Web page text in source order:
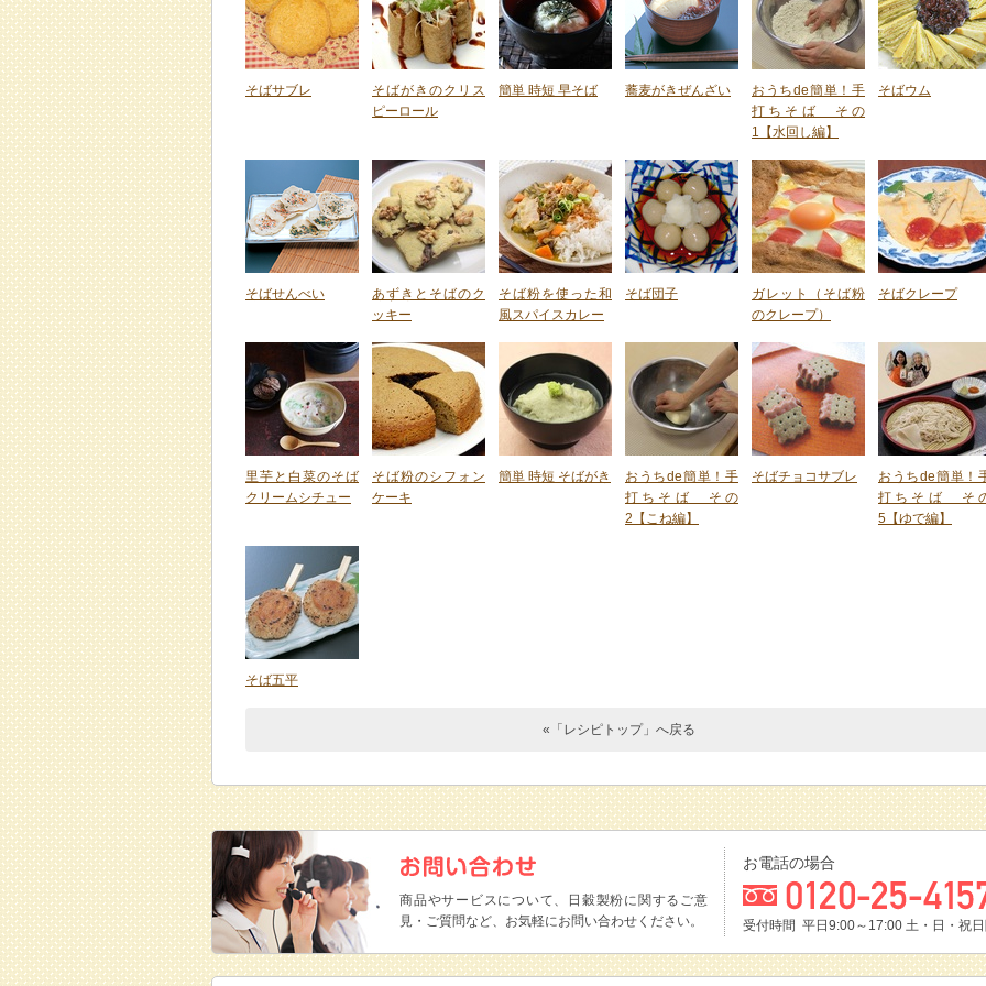
そばサブレ
そばがきのクリス
ピーロール
簡単 時短 早そば 蕎麦がきぜんざい
おうちde簡単！手
打ちそば その
1【水回し編】
そばウム
そばせんべい
あずきとそばのク
ッキー
そば粉を使った和
風スパイスカレー
そば団子
ガレット（そば粉
のクレープ）
そばクレープ
里芋と白菜のそば
クリームシチュー
そば粉のシフォン
ケーキ
簡単 時短 そばがき
おうちde簡単！手
打ちそば その
2【こね編】
そばチョコサブレ
おうちde簡単！
打ちそば そ
5【ゆで編】
そば五平
«「レシピトップ」へ戻る
商品やサービスについて、日穀製粉に関するご意
見・ご質問など、お気軽にお問い合わせください。
お電話の場合
受付時間 平日9:00～17:00 土・日・祝